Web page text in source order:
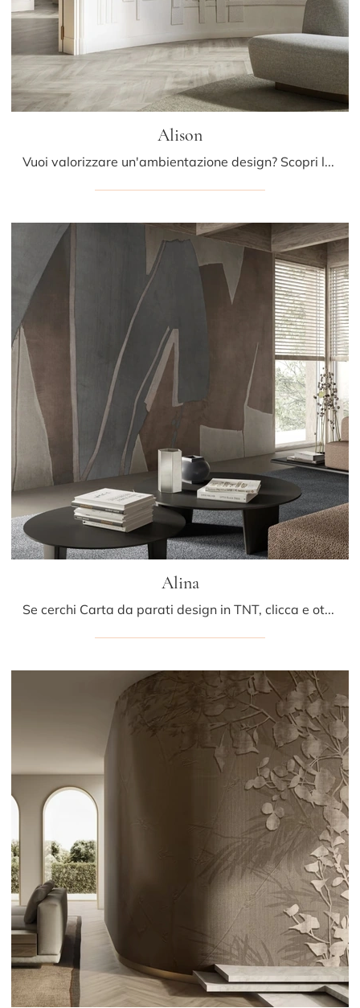
Alison
Vuoi valorizzare un'ambientazione design? Scopri la Carta da parati in TNT di Glamora: il modello Alison ti sta aspettando!
Alina
Se cerchi Carta da parati design in TNT, clicca e ottieni informazioni sulle varie proposte di Glamora come il modello Alina.